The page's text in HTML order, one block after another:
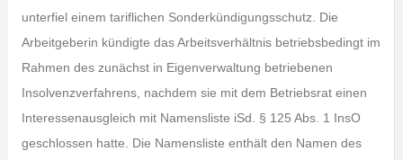
unterfiel einem tariflichen Sonderkündigungsschutz. Die
Arbeitgeberin kündigte das Arbeitsverhältnis betriebsbedingt im
Rahmen des zunächst in Eigenverwaltung betriebenen
Insolvenzverfahrens, nachdem sie mit dem Betriebsrat einen
Interessenausgleich mit Namensliste iSd. § 125 Abs. 1 InsO
geschlossen hatte. Die Namensliste enthält den Namen des